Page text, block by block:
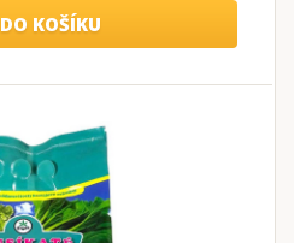
DO KOŠÍKU